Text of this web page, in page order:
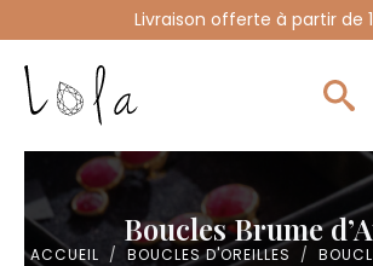
Livraison offerte à partir de
Boucles Brume
ACCUEIL BOUCLES D'OREILLES